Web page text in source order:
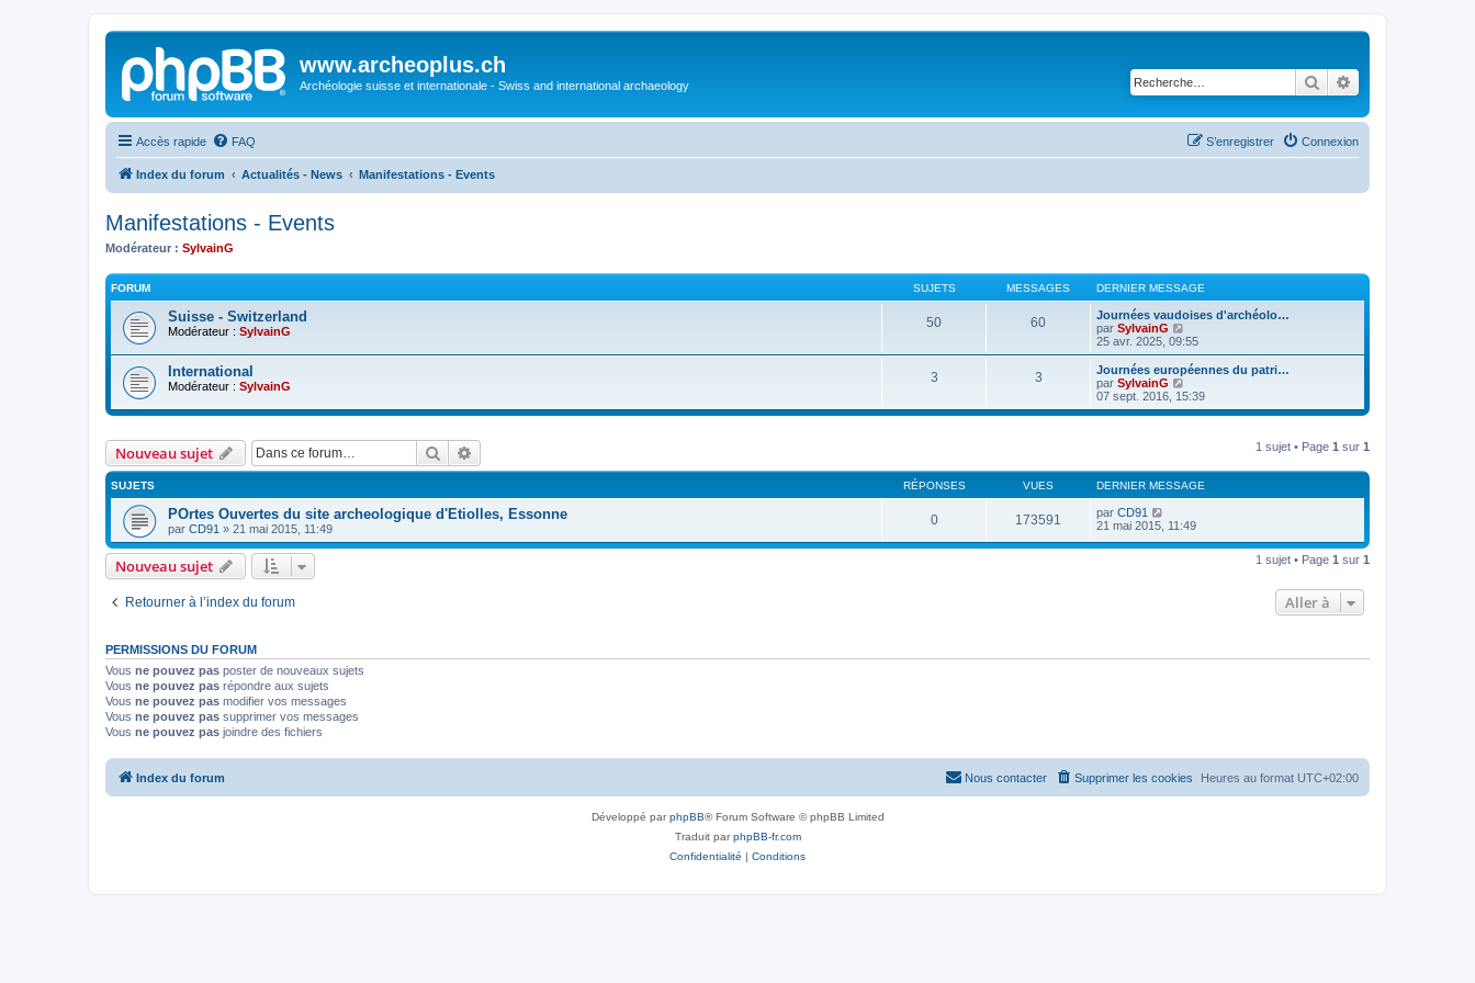
www.archeoplus.ch
Archéologie suisse et internationale - Swiss and international archaeology Rechercher
Accès rapide FAQ Connexion
S’enregistrer
Index du forum Actualités - News Manifestations - Events
Manifestations - Events
Modérateur : SylvainG
FORUM SUJETS MESSAGES DERNIER MESSAGE
Suisse - Switzerland
Modérateur : SylvainG
50 60
Journées vaudoises d'archéolo…
par SylvainG
o
i
r
e
e
e
r
m
s
a
25 avr. 2025, 09:55
International
Modérateur : SylvainG
3 3
Journées européennes du patri…
par SylvainG
o
i
e
r
n
e
r
m
07 sept. 2016, 15:39
Nouveau sujet Rechercher 1 sujet • Page 1 sur 1
SUJETS RÉPONSES VUES DERNIER MESSAGE
POrtes Ouvertes du site archeologique d'Etiolles, Essonne
par CD91 » 21 mai 2015, 11:49
0 173591 par CD91
21 mai 2015, 11:49
Nouveau sujet 1 sujet • Page 1 sur 1
Retourner à l’index du forum Aller à
PERMISSIONS DU FORUM
Vous ne pouvez pas poster de nouveaux sujets
Vous ne pouvez pas répondre aux sujets
Vous ne pouvez pas modifier vos messages
Vous ne pouvez pas supprimer vos messages
Vous ne pouvez pas joindre des fichiers
Index du forum Heures au format UTC+02:00
Supprimer les cookies
Nous contacter
Développé parphpBB® Forum Software © phpBB Limited
Traduit parphpBB-fr.com
Confidentialité | Conditions